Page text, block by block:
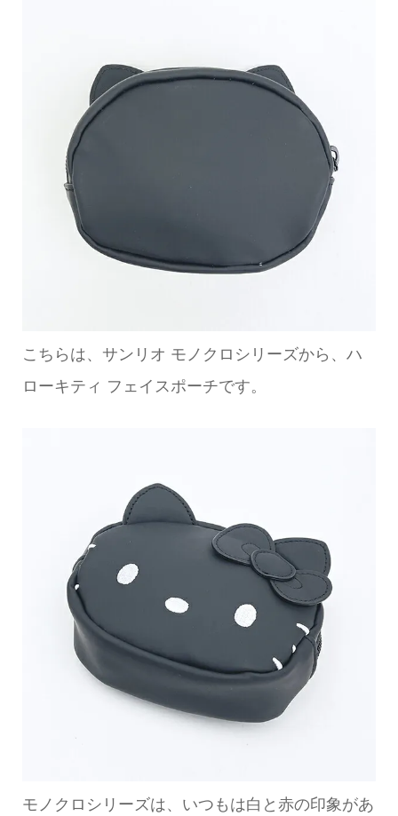
こちらは、サンリオ モノクロシリーズから、ハ
ローキティ フェイスポーチです。
モノクロシリーズは、いつもは白と赤の印象があ